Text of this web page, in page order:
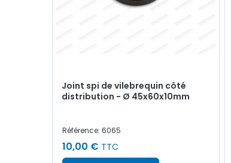
Joint spi de vilebrequin côté
distribution - Ø 45x60x10mm
Référence: 6065
10,00 € TTC